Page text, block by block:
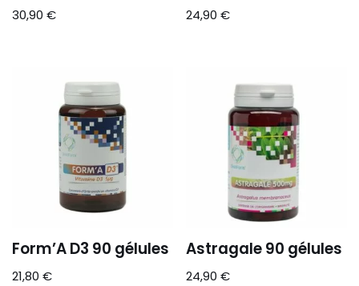
30,90 € 24,90€
Form’A D3 90 gélules
21,80 €
Astragale 90 gélules
24,90€